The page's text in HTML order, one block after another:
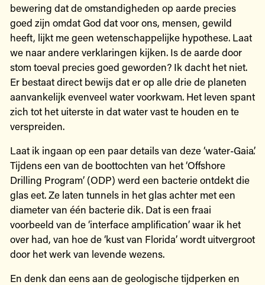
bewering dat de omstandigheden op aarde precies
goed zijn omdat God dat voor ons, mensen, gewild
heeft, lijkt me geen wetenschappelijke hypothese. Laat
we naar andere verklaringen kijken. Is de aarde door
stom toeval precies goed geworden? Ik dacht het niet.
Er bestaat direct bewijs dat er op alle drie de planeten
aanvankelijk evenveel water voorkwam. Het leven spant
zich tot het uiterste in dat water vast te houden en te
verspreiden.
Laat ik ingaan op een paar details van deze ‘water-Gaia’.
Tijdens een van de boottochten van het ‘Offshore
Drilling Program’ (ODP) werd een bacterie ontdekt die
glas eet. Ze laten tunnels in het glas achter met een
diameter van één bacterie dik. Dat is een fraai
voorbeeld van de ‘interface amplification’ waar ik het
over had, van hoe de ‘kust van Florida’ wordt uitvergroot
door het werk van levende wezens.
En denk dan eens aan de geologische tijdperken en